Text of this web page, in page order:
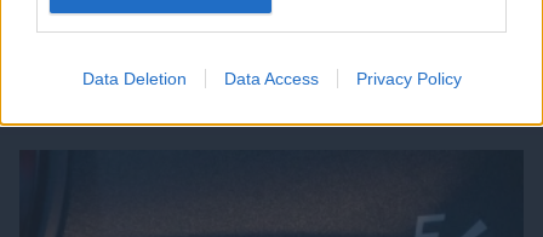
Data Deletion Data Access Privacy Policy
Τα φρούτα που επιλέγουν 4 ενδοκρινολόγοι για
το λίπος στην κοιλιά
06.08.2026, 08:01